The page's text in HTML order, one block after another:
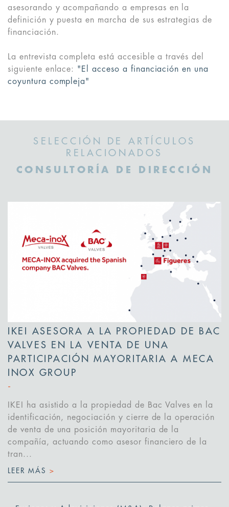
asesorando y acompañando a empresas en la
definición y puesta en marcha de sus estrategias de
financiación.
La entrevista completa está accesible a través del
siguiente enlace: "El acceso a financiación en una
coyuntura compleja"
SELECCIÓN DE ARTÍCULOS
RELACIONADOS
CONSULTORÍA DE DIRECCIÓN
IKEI ASESORA A LA PROPIEDAD DE BAC
VALVES EN LA VENTA DE UNA
PARTICIPACIÓN MAYORITARIA A MECA
INOX GROUP
IKEI ha asistido a la propiedad de Bac Valves en la
identificación, negociación y cierre de la operación
de venta de una posición mayoritaria de la
compañía, actuando como asesor financiero de la
tran...
LEER MÁS >